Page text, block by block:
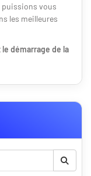
puissions vous
les meilleures
démarrage de la